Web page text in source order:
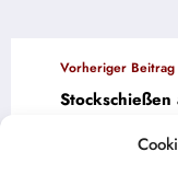
Vorheriger Beitrag
Nächster Beitrag